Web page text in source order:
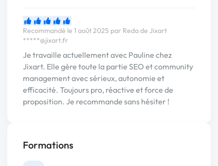
Recommandé le 1 août 2025 par Reda de Jixart
*****@jixart.fr
Je travaille actuellement avec Pauline chez
Jixart. Elle gère toute la partie SEO et community
management avec sérieux, autonomie et
efficacité. Toujours pro, réactive et force de
proposition. Je recommande sans hésiter !
Formations